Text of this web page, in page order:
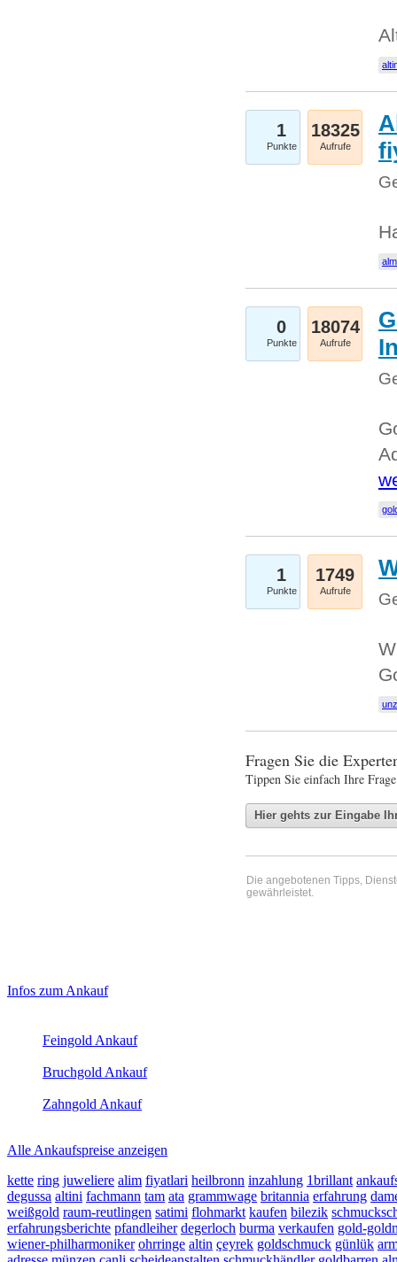
1
Punkte
18325
Aufrufe
0
Punkte
18074
Aufrufe
1
Punkte
1749
Aufrufe
Fragen Sie die
Tippen Sie einfach Ihre
Die angebotenen Tipps,
gewährleistet.
Sidebar
Infos zum Ankauf
Feingold Ankauf
Bruchgold Ankauf
Zahngold Ankauf
Alle Ankaufspreise anzeigen
kette ring juweliere alim fiyatlari heilbronn inzahlung 1brillant
degussa altini fachmann tam ata grammwage britannia erfahrung
weißgold raum-reutlingen satimi flohmarkt kaufen bilezik
erfahrungsberichte pfandleiher degerloch burma verkaufen gold-
wiener-philharmoniker ohrringe altin çeyrek goldschmuck günlük